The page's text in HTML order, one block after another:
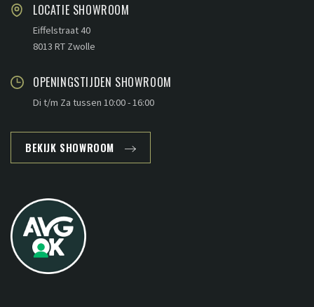
LOCATIE SHOWROOM
Eiffelstraat 40
8013 RT Zwolle
OPENINGSTIJDEN SHOWROOM
Di t/m Za tussen 10:00 - 16:00
BEKIJK SHOWROOM